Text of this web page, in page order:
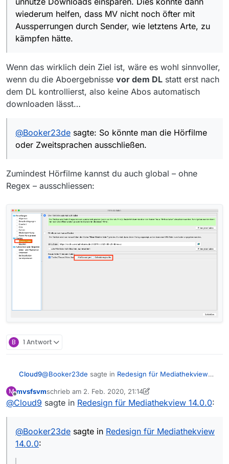
komfortabel. Mir hilft z.B. der folgende Eintrag im Feld
“Titel” eines jeden Abos:
wiederum helfen, dass MV nicht noch öfter mit
Aussperrungen durch Sender, wie letztens Arte, zu
kämpfen hätte.
Wenn das wirklich dein Ziel ist, wäre es wohl sinnvoller,
wenn du die Aboergebnisse vor dem DL statt erst nach
dem DL kontrollierst, also keine Abos automatisch
downloaden lässt…
@Booker23de sagte: So könnte man die Hörfilme
oder Zweitsprachen ausschließen.
Zumindest Hörfilme kannst du auch global – ohne
Regex – ausschliessen:
B 1 Antwort
Cloud9@Booker23de sagte in Redesign für Mediathekview
Schön wäre bei der Abo-Erstellung auch eine
komfortabel. Mir hilft z.B. der folgende Eintrag im Feld
“Titel” eines jeden Abos:
M
Offline
mvsfsvmschrieb am 2. Feb. 2020, 21:14
zuletzt editiert von mvsfsvm 2. Feb. 2020, 22:15
@Cloud9 sagte in Redesign für Mediathekview 14.0.0:
@Booker23de sagte in Redesign für Mediathekview
14.0.0: